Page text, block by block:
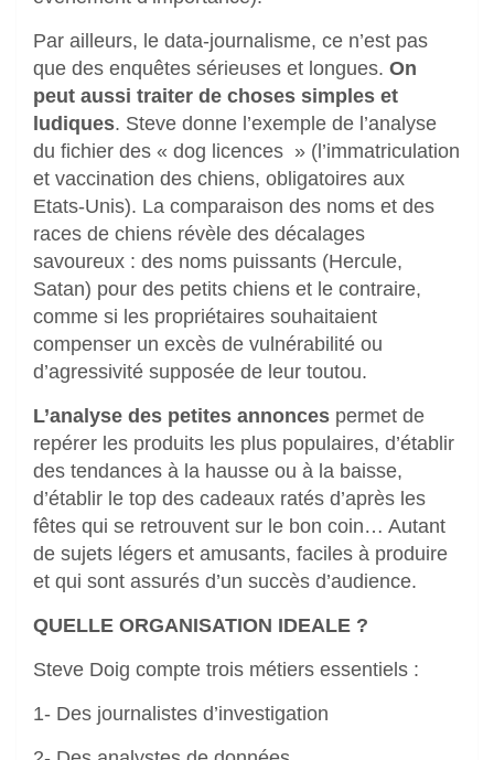
Par ailleurs, le data-journalisme, ce n’est pas
que des enquêtes sérieuses et longues. On
peut aussi traiter de choses simples et
ludiques. Steve donne l’exemple de l’analyse
du fichier des « dog licences » (l’immatriculation
et vaccination des chiens, obligatoires aux
Etats-Unis). La comparaison des noms et des
races de chiens révèle des décalages
savoureux : des noms puissants (Hercule,
Satan) pour des petits chiens et le contraire,
comme si les propriétaires souhaitaient
compenser un excès de vulnérabilité ou
d’agressivité supposée de leur toutou.
L’analyse des petites annonces permet de
repérer les produits les plus populaires, d’établir
des tendances à la hausse ou à la baisse,
d’établir le top des cadeaux ratés d’après les
fêtes qui se retrouvent sur le bon coin… Autant
de sujets légers et amusants, faciles à produire
et qui sont assurés d’un succès d’audience.
QUELLE ORGANISATION IDEALE ?
Steve Doig compte trois métiers essentiels :
1- Des journalistes d’investigation